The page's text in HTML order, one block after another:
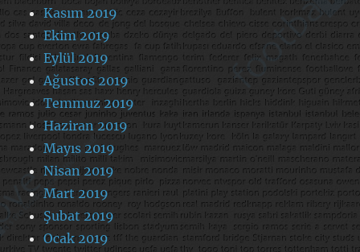
Kasım 2019
Ekim 2019
Eylül 2019
Ağustos 2019
Temmuz 2019
Haziran 2019
Mayıs 2019
Nisan 2019
Mart 2019
Şubat 2019
Ocak 2019